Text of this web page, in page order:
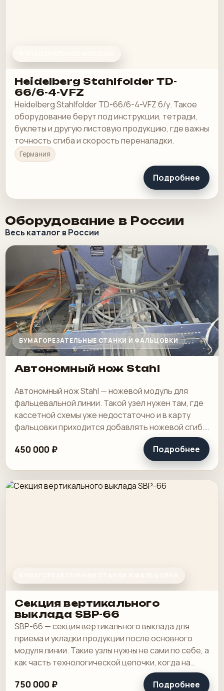
Heidelberg Stahlfolder TD-
66/6-4-VFZ
Heidelberg Stahlfolder TD-66/6-4-VFZ б/у. Такое
оборудование берут под инструкции, тетради,
буклеты и другую листовую продукцию, где важны
точность сгиба и скорость переналадки.
Германия
Подробнее
Оборудование в России
Весь каталог в России
БУМАГОРЕЗАТЕЛЬНЫЕ СТАНКИ И ФАЛЬЦОВКИ
Автономный нож Stahl
Автономный нож Stahl — ножевой модуль для
фальцевальной линии. Такой узел нужен там, где
кассетной схемы уже недостаточно и в карту
фальцовки приходится добавлять ножевой сгиб.
В действующем цехе это способ расширить.
450 000 ₽ Подробнее
Секция вертикального
выклада SBP-66
SBP-66 — секция вертикального выклада для
приема и укладки продукции после основного
модуля линии. Такие узлы нужны не сами по себе, а
как часть технологической цепочки, когда на
выходе надо аккуратно собрать лист или.
750 000 ₽ Подробнее